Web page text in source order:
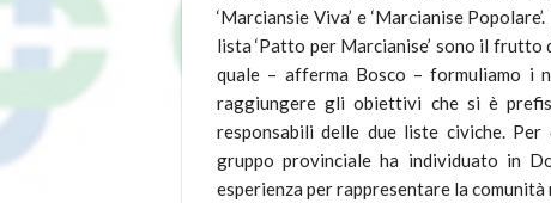
‘Marciansie Viva’ e ‘Marcianise
lista ‘Patto per Marcianise’ sono il frutto
quale – afferma Bosco – formuliamo i
raggiungere gli obiettivi che si è
responsabili delle due liste civiche.
gruppo provinciale ha individuato in
esperienza per rappresentare la